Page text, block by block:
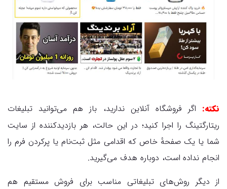
نکته: اگر فروشگاه آنلاین ندارید، باز هم می‌توانید تبلیغات
ریتارگتینگ را اجرا کنید؛ در این حالت، هر بازدیدکننده از سایت
شما یا یک صفحهٔ خاص که اقدامی مثل ثبت‌نام یا پرکردن فرم را
انجام نداده است، دوباره هدف می‌گیرید.
از دیگر روش‌های تبلیغاتی مناسب برای فروش مستقیم هم